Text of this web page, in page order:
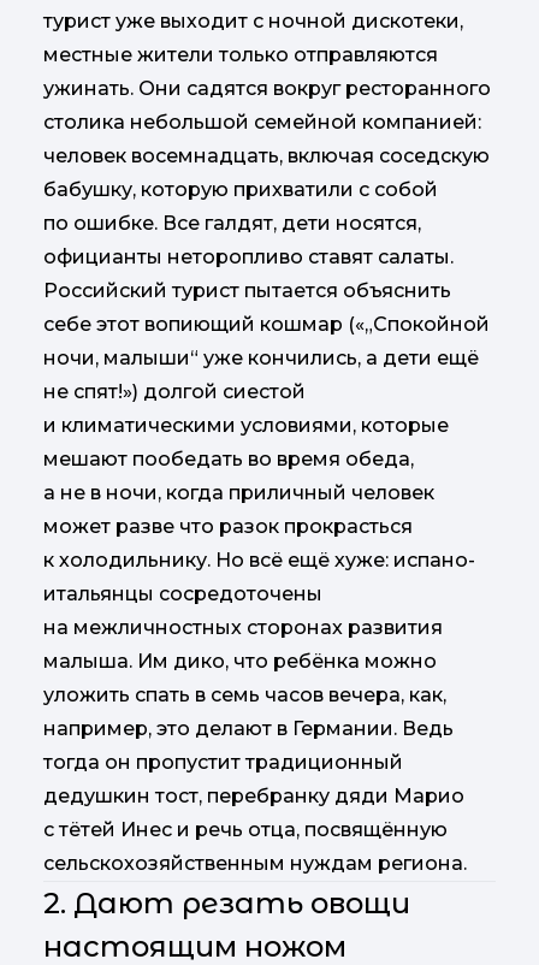
турист уже выходит с ночной дискотеки,
местные жители только отправляются
ужинать. Они садятся вокруг ресторанного
столика небольшой семейной компанией:
человек восемнадцать, включая соседскую
бабушку, которую прихватили с собой
по ошибке. Все галдят, дети носятся,
официанты неторопливо ставят салаты.
Российский турист пытается объяснить
себе этот вопиющий кошмар («„Спокойной
ночи, малыши“ уже кончились, а дети ещё
не спят!») долгой сиестой
и климатическими условиями, которые
мешают пообедать во время обеда,
а не в ночи, когда приличный человек
может разве что разок прокрасться
к холодильнику. Но всё ещё хуже: испано-
итальянцы сосредоточены
на межличностных сторонах развития
малыша. Им дико, что ребёнка можно
уложить спать в семь часов вечера, как,
например, это делают в Германии. Ведь
тогда он пропустит традиционный
дедушкин тост, перебранку дяди Марио
с тётей Инес и речь отца, посвящённую
сельскохозяйственным нуждам региона.
2. Дают резать овощи
настоящим ножом